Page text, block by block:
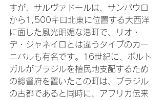
すが、サルヴァドールは、サンパウロ
から1,500キロ北東に位置する大西洋
に面した風光明媚な港町で、リオ・
デ・ジャネイロとは違うタイプのカー
ニバルも有名です。16世紀に、ポルト
ガルがブラジルを植民地支配するため
の総督府を置いたこの町は、ブラジル
の古都であると同時に、アフリカ伝来